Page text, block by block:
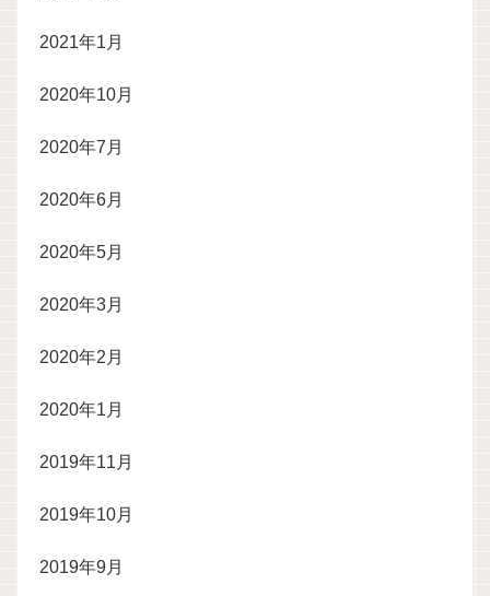
2021年1月
2020年10月
2020年7月
2020年6月
2020年5月
2020年3月
2020年2月
2020年1月
2019年11月
2019年10月
2019年9月